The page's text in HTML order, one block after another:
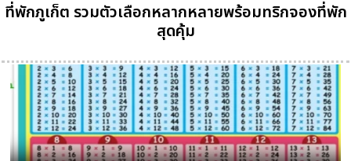
ที่พักภูเก็ต รวมตัวเลือกหลากหลายพร้อมทริกจองที่พัก
สุดคุ้ม